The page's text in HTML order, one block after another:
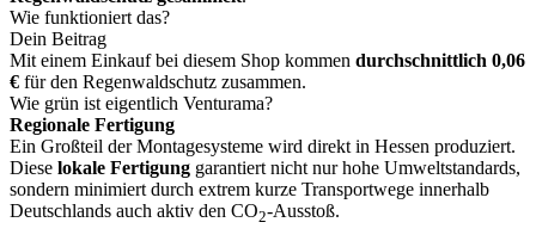
Wie funktioniert das?
Dein Beitrag
Mit einem Einkauf bei diesem Shop kommen durchschnittlich 0,06
€ für den Regenwaldschutz zusammen.
Wie grün ist eigentlich Venturama?
Regionale Fertigung
Ein Großteil der Montagesysteme wird direkt in Hessen produziert.
Diese lokale Fertigung garantiert nicht nur hohe Umweltstandards,
sondern minimiert durch extrem kurze Transportwege innerhalb
Deutschlands auch aktiv den CO2-Ausstoß.